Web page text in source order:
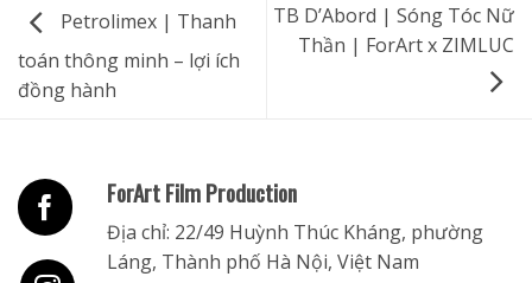
Petrolimex | Thanh
toán thông minh – lợi ích
đồng hành
TB D’Abord | Sóng Tóc Nữ
Thần | ForArt x ZIMLUC
ForArt Film Production
Địa chỉ: 22/49 Huỳnh Thúc Kháng, phường
Láng, Thành phố Hà Nội, Việt Nam